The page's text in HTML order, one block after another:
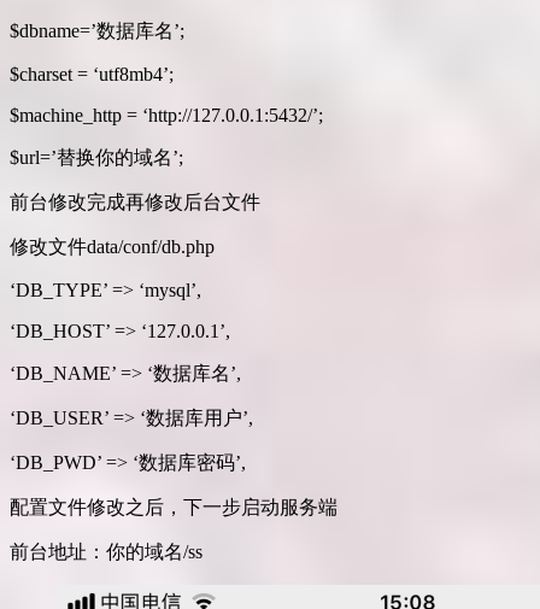
$dbname=’数据库名’;
$charset = ‘utf8mb4’;
$machine_http = ‘http://127.0.0.1:5432/’;
$url=’替换你的域名’;
前台修改完成再修改后台文件
修改文件data/conf/db.php
‘DB_TYPE’ => ‘mysql’,
‘DB_HOST’ => ‘127.0.0.1’,
‘DB_NAME’ => ‘数据库名’,
‘DB_USER’ => ‘数据库用户’,
‘DB_PWD’ => ‘数据库密码’,
配置文件修改之后，下一步启动服务端
前台地址：你的域名/ss